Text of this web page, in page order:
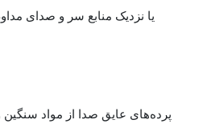
یا نزدیک منابع سر و صدای
پرده‌های عایق صدا از مواد